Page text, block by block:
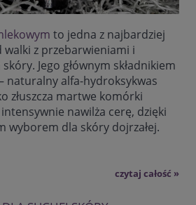
to jedna z najbardziej
z przebarwieniami i
Jego głównym składnikiem
naturalny alfa-hydroksykwas
złuszcza martwe komórki
nawilża cerę, dzięki
wyborem dla skóry dojrzałej.
czytaj całość »